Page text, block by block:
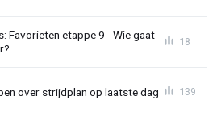
Favorieten etappe 9 - Wie gaat
18
over strijdplan op laatste dag 139